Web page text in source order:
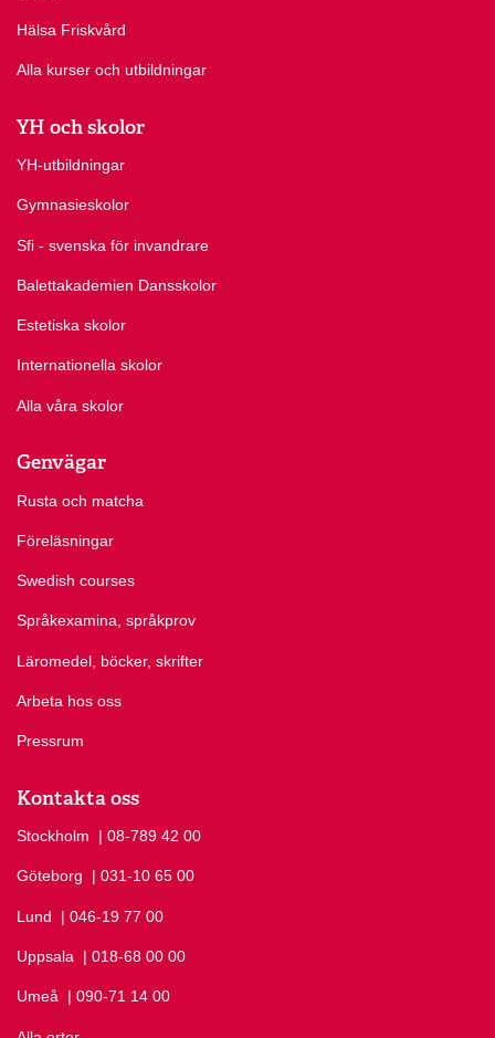
Hälsa Friskvård
Alla kurser och utbildningar
YH och skolor
YH-utbildningar
Gymnasieskolor
Sfi - svenska för invandrare
Balettakademien Dansskolor
Estetiska skolor
Internationella skolor
Alla våra skolor
Genvägar
Rusta och matcha
Föreläsningar
Swedish courses
Språkexamina, språkprov
Läromedel, böcker, skrifter
Arbeta hos oss
Pressrum
Kontakta oss
Stockholm Ring Stockholm på
| 08-789 42 00
Göteborg Ring Göteborg på
| 031-10 65 00
Lund Ring Lund på
| 046-19 77 00
Uppsala Ring Uppsala på
| 018-68 00 00
Umeå Ring Umeå på
| 090-71 14 00